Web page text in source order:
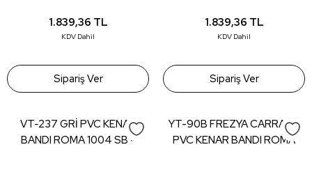
1.839,36 TL
KDV Dahil
Sipariş Ver
1.839,36 TL
KDV Dahil
Sipariş Ver
VT-237 GRİ PVC KENAR
BANDI ROMA 1004 SB -
YT-90B FREZYA CARRARA
PVC KENAR BANDI ROMA